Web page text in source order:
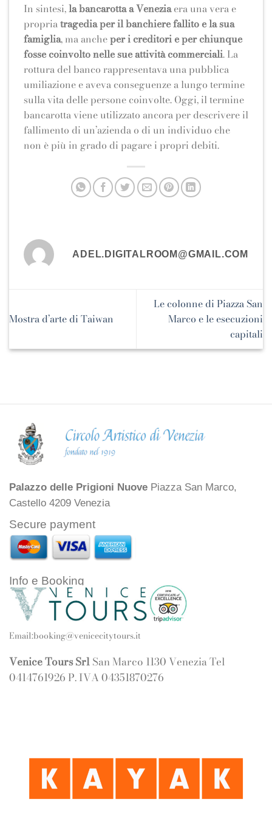
In sintesi,la bancarotta a Veneziaera una vera e
propriatragedia per il banchiere fallito e la sua
famiglia, ma ancheper i creditori e per chiunque
fosse coinvolto nelle sue attività commerciali. La
rottura del banco rappresentava una pubblica
umiliazione e aveva conseguenze a lungo termine
sulla vita delle persone coinvolte. Oggi, il termine
bancarotta viene utilizzato ancora per descrivere il
fallimento di un’azienda o di un individuo che
non è più in grado di pagare i propri debiti.
ADEL.DIGITALROOM@GMAIL.COM
Mostra d’arte di Taiwan
Le colonne di Piazza San
Marco e le esecuzioni
capitali
Palazzo delle Prigioni Nuove Piazza San Marco,
Castello 4209 Venezia
Secure payment
Info e Booking
Email:booking@venicecitytours.it
Venice Tours SrlSan Marco 1130 Venezia Tel
0414761926 P. IVA 04351870276